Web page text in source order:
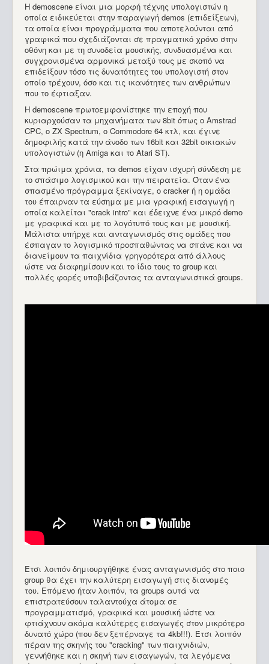
Η demoscene είναι μια μορφή τέχνης υπολογιστών η
οποία ειδικεύεται στην παραγωγή demos (επιδείξεων),
τα οποία είναι προγράμματα που αποτελούνται από
γραφικά που σχεδιάζονται σε πραγματικό χρόνο στην
οθόνη και με τη συνοδεία μουσικής, συνδυασμένα και
συγχρονισμένα αρμονικά μεταξύ τους με σκοπό να
επιδείξουν τόσο τις δυνατότητες του υπολογιστή στον
οποίο τρέχουν, όσο και τις ικανότητες των ανθρώπων
που το έφτιαξαν.
Η demoscene πρωτοεμφανίστηκε την εποχή που
κυριαρχούσαν τα μηχανήματα των 8bit όπως ο Amstrad
CPC, o ZX Spectrum, ο Commodore 64 κτλ, και έγινε
δημοφιλής κατά την άνοδο των 16bit και 32bit οικιακών
υπολογιστών (η Amiga και το Atari ST).
Στα πρώιμα χρόνια, τα demos είχαν ισχυρή σύνδεση με
το σπάσιμο λογισμικού και την πειρατεία. Όταν ένα
σπασμένο πρόγραμμα ξεκίναγε, ο cracker ή η ομάδα
του έπαιρναν τα εύσημα με μια γραφική εισαγωγή η
οποία καλείται "crack intro" και έδειχνε ένα μικρό demo
με γραφικά και με το λογότυπό τους και με μουσική.
Μάλιστα υπήρχε και ανταγωνισμός στις ομάδες που
έσπαγαν το λογισμικό προσπαθώντας να σπάνε και να
διανείμουν τα παιχνίδια γρηγορότερα από άλλους
ώστε να διαφημίσουν και το ίδιο τους το group και
πολλές φορές υποβιβάζοντας τα ανταγωνιστικά groups.
Έτσι λοιπόν δημιουργήθηκε ένας ανταγωνισμός στο ποιο
group θα έχει την καλύτερη εισαγωγή στις διανομές
του. Επόμενο ήταν λοιπόν, τα groups αυτά να
επιστρατεύσουν ταλαντούχα άτομα σε
προγραμματισμό, γραφικά και μουσική ώστε να
φτιάχνουν ακόμα καλύτερες εισαγωγές στον μικρότερο
δυνατό χώρο (που δεν ξεπέρναγε τα 4kb!!!). Έτσι λοιπόν
πέραν της σκηνής του "cracking" των παιχνιδιών,
γεννήθηκε και η σκηνή των εισαγωγών, τα λεγόμενα